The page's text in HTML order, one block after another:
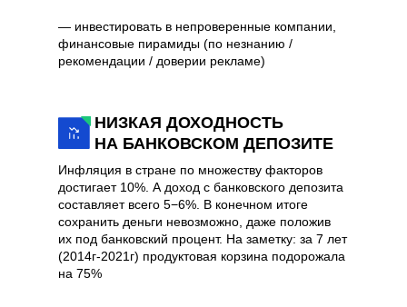
— инвестировать в непроверенные компании,
финансовые пирамиды (по незнанию /
рекомендации / доверии рекламе)
НИЗКАЯ ДОХОДНОСТЬ
НА БАНКОВСКОМ ДЕПОЗИТЕ
Инфляция в стране по множеству факторов
достигает 10%. А доход с банковского депозита
составляет всего 5−6%. В конечном итоге
сохранить деньги невозможно, даже положив
их под банковский процент. На заметку: за 7 лет
(2014г-2021г) продуктовая корзина подорожала
на 75%